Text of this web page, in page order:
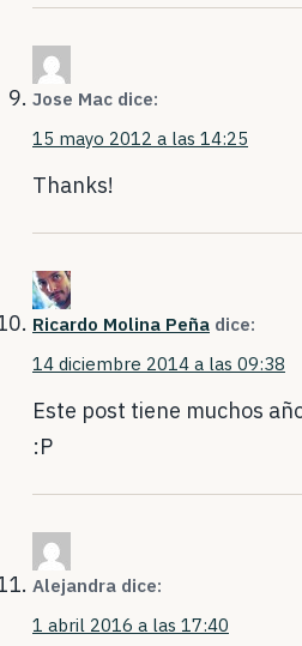
Jose Mac dice:
15 mayo 2012 a las 14:25
Thanks!
Ricardo Molina Peña dice:
14 diciembre 2014 a las 09:38
Este post tiene muchos
:P
Alejandra dice:
1 abril 2016 a las 17:40